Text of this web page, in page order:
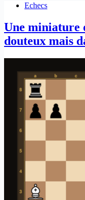
Echecs
Une miniature
douteux mais